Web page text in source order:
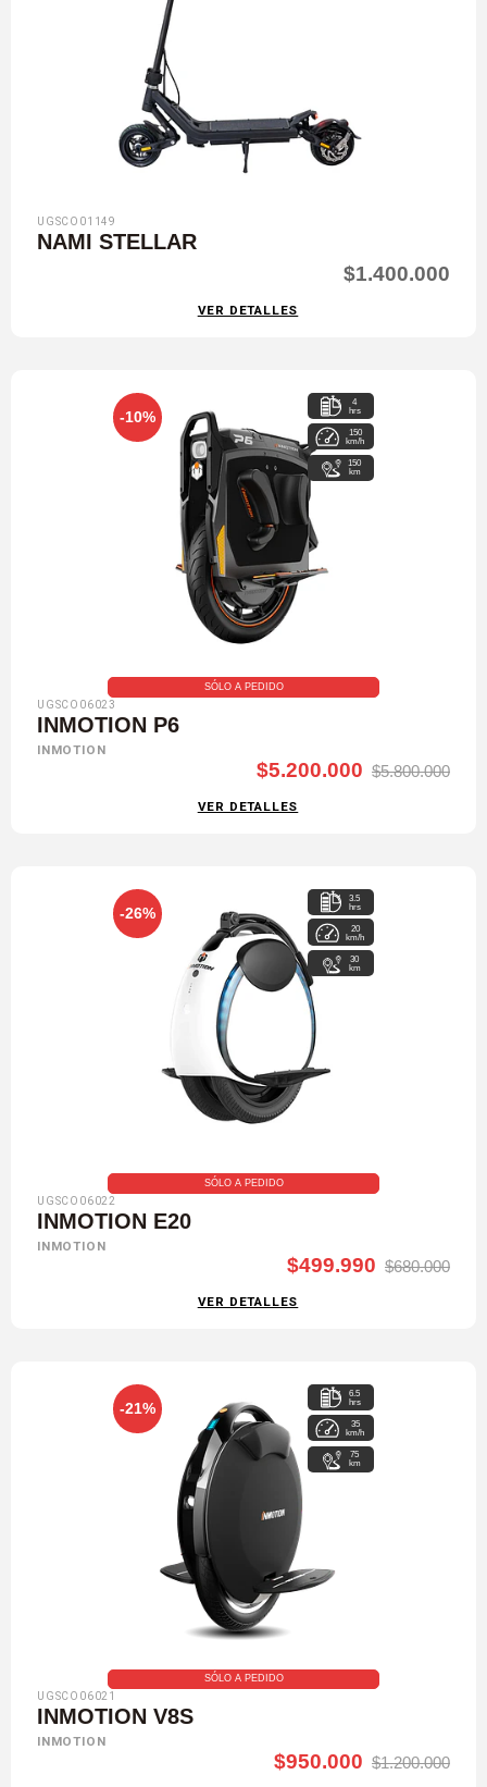
UGSCO01149
NAMI STELLAR
$1.400.000
VER DETALLES
-10%
4
hrs
150
km/h
150
km
SÓLO A PEDIDO
UGSCO06023
INMOTION P6
INMOTION
$5.200.000 $5.800.000
VER DETALLES
-26%
3.5
hrs
20
km/h
30
km
SÓLO A PEDIDO
UGSCO06022
INMOTION E20
INMOTION
$499.990 $680.000
VER DETALLES
-21%
6.5
hrs
35
km/h
75
km
SÓLO A PEDIDO
UGSCO06021
INMOTION V8S
INMOTION
$950.000 $1.200.000